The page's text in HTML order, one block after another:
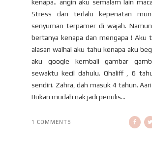
kenapa.. angin aku semalam lain
Stress dan terlalu kepenatan
senyuman terpamer di wajah.
bertanya kenapa dan mengapa ! Aku
alasan walhal aku tahu kenapa aku
aku google kembali gambar
sewaktu kecil dahulu. Qhaliff , 6
sendiri. Zahra, dah masuk 4 tahun.
Bukan mudah nak jadi penulis...
1 COMMENTS